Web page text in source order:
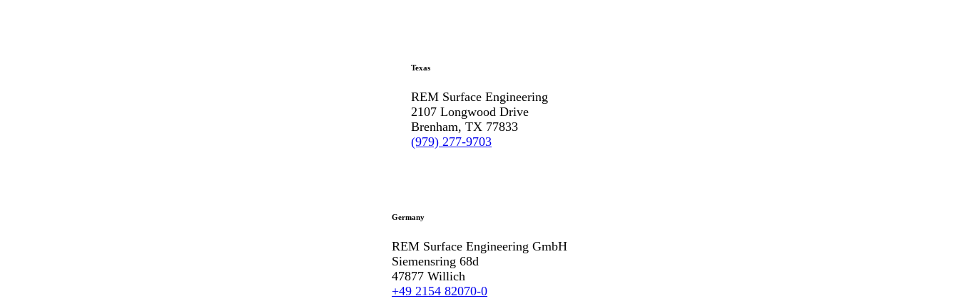
Texas
REM Surface Engineering
2107 Longwood Drive
Brenham, TX 77833
(979) 277-9703
Germany
REM Surface Engineering GmbH
Siemensring 68d
47877 Willich
+49 2154 82070-0